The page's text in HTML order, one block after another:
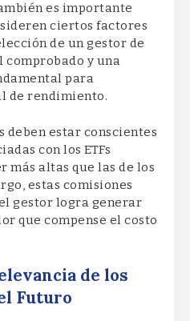
es importante
ciertos factores
de un gestor de
comprobado y una
para
de rendimiento.
deben estar conscientes
con los ETFs
más altas que las de los
estas comisiones
gestor logra generar
que compense el costo
de los
Futuro